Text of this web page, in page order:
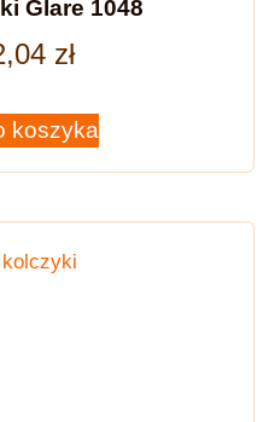
Glare 1048
zł
koszyka